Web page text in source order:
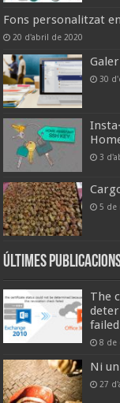
Fons personalitzat
20 d'abril de 2020
30
3
5 de
Últimes
The
failed
8 de
Ni
27